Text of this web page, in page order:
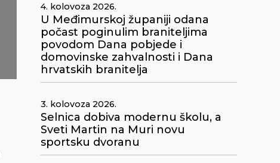
4. kolovoza 2026.
U Međimurskoj županiji odana
počast poginulim braniteljima
povodom Dana pobjede i
domovinske zahvalnosti i Dana
hrvatskih branitelja
3. kolovoza 2026.
Selnica dobiva modernu školu, a
Sveti Martin na Muri novu
sportsku dvoranu